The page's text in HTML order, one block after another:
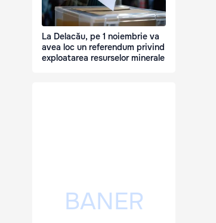
La Delacău, pe 1 noiembrie va
avea loc un referendum privind
exploatarea resurselor minerale